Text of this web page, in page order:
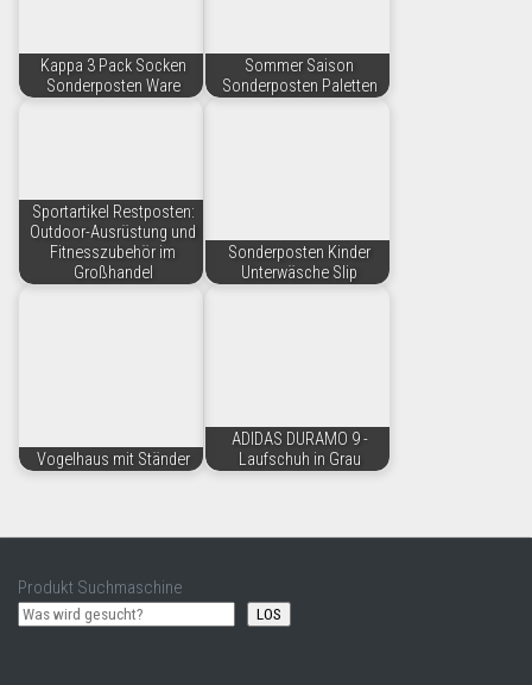
Kappa 3 Pack Socken
Sonderposten Ware
Sommer Saison
Sonderposten Paletten
Sportartikel Restposten:
Outdoor-Ausrüstung und
Fitnesszubehör im
Großhandel
Sonderposten Kinder
Unterwäsche Slip
Vogelhaus mit Ständer
ADIDAS DURAMO 9 -
Laufschuh in Grau
Produkt Suchmaschine
LOS